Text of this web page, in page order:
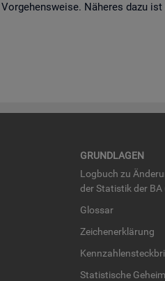
Nä­he­res dazu
GRUND­LA­GEN
Log­buch zu
der Sta­tis­tik der BA
Glos­sar
Zei­chen­er­klä­rung
Sta­tis­ti­sche